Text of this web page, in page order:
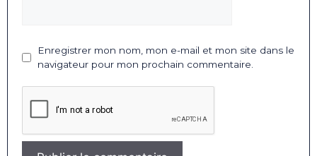
Enregistrer mon nom, mon e-mail et mon site dans le
navigateur pour mon prochain commentaire.